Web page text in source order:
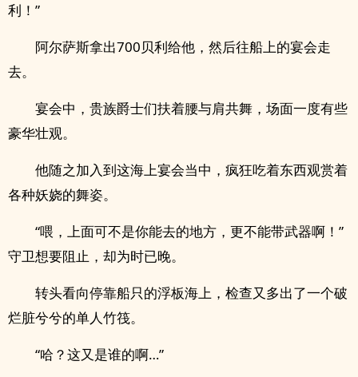
利！”
阿尔萨斯拿出700贝利给他，然后往船上的宴会走
去。
宴会中，贵族爵士们扶着腰与肩共舞，场面一度有些
豪华壮观。
他随之加入到这海上宴会当中，疯狂吃着东西观赏着
各种妖娆的舞姿。
“喂，上面可不是你能去的地方，更不能带武器啊！”
守卫想要阻止，却为时已晚。
转头看向停靠船只的浮板海上，检查又多出了一个破
烂脏兮兮的单人竹筏。
“哈？这又是谁的啊…”